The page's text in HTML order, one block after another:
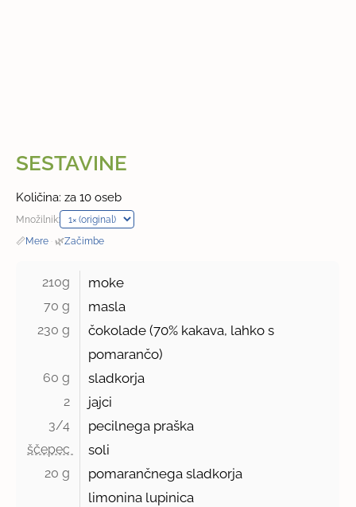
SESTAVINE
Količina: za 10 oseb
Množilnik:
📏Mere · 🌿Začimbe
210g moke
70 g masla
230 g čokolade (70% kakava, lahko s
pomarančo)
60 g sladkorja
2 jajci
3/4 pecilnega praška
ščepec soli
20 g
pomarančnega sladkorja
limonina lupinica